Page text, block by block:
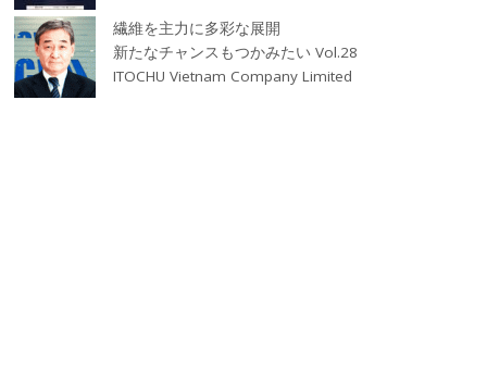
繊維を主力に多彩な展開
新たなチャンスもつかみたい Vol.28
ITOCHU Vietnam Company Limited